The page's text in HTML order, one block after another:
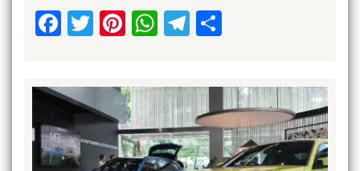
Facebook
Twitter
Pinterest
WhatsApp
Telegram